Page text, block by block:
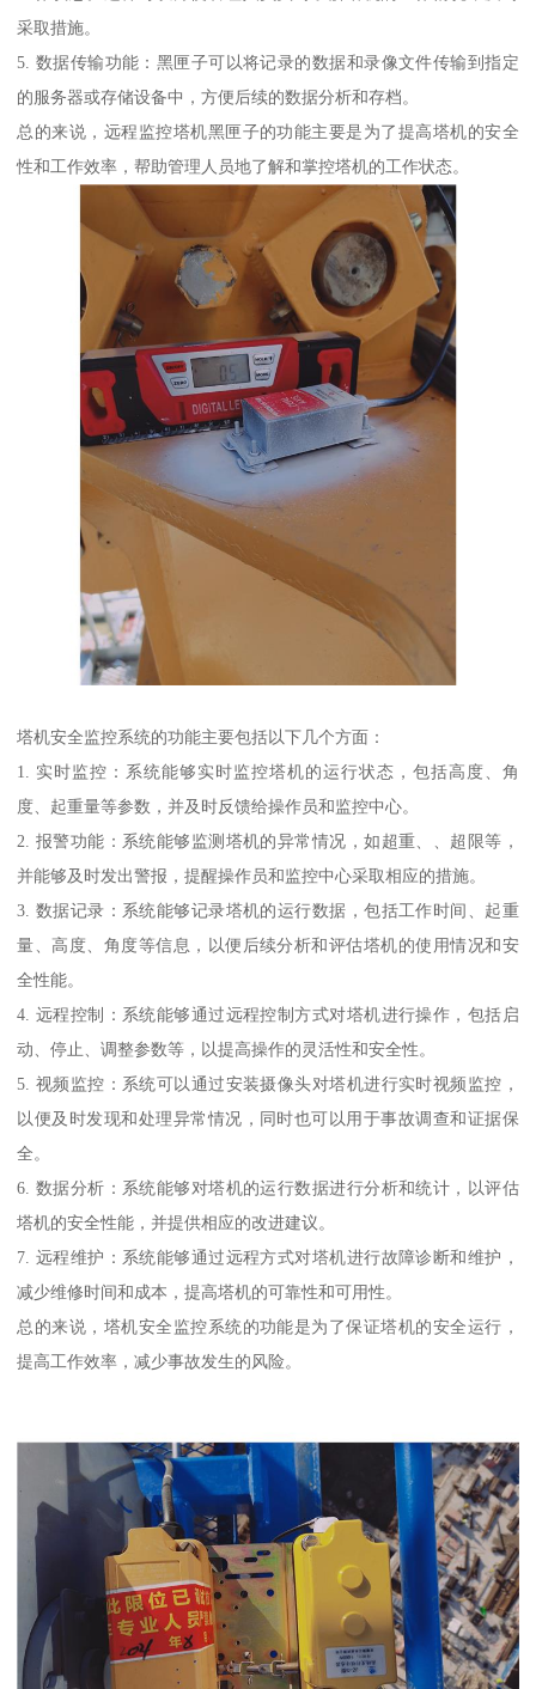
采取措施。
5. 数据传输功能：黑匣子可以将记录的数据和录像文件传输到指定
的服务器或存储设备中，方便后续的数据分析和存档。
总的来说，远程监控塔机黑匣子的功能主要是为了提高塔机的安全
性和工作效率，帮助管理人员地了解和掌控塔机的工作状态。
塔机安全监控系统的功能主要包括以下几个方面：
1. 实时监控：系统能够实时监控塔机的运行状态，包括高度、角
度、起重量等参数，并及时反馈给操作员和监控中心。
2. 报警功能：系统能够监测塔机的异常情况，如超重、、超限等，
并能够及时发出警报，提醒操作员和监控中心采取相应的措施。
3. 数据记录：系统能够记录塔机的运行数据，包括工作时间、起重
量、高度、角度等信息，以便后续分析和评估塔机的使用情况和安
全性能。
4. 远程控制：系统能够通过远程控制方式对塔机进行操作，包括启
动、停止、调整参数等，以提高操作的灵活性和安全性。
5. 视频监控：系统可以通过安装摄像头对塔机进行实时视频监控，
以便及时发现和处理异常情况，同时也可以用于事故调查和证据保
全。
6. 数据分析：系统能够对塔机的运行数据进行分析和统计，以评估
塔机的安全性能，并提供相应的改进建议。
7. 远程维护：系统能够通过远程方式对塔机进行故障诊断和维护，
减少维修时间和成本，提高塔机的可靠性和可用性。
总的来说，塔机安全监控系统的功能是为了保证塔机的安全运行，
提高工作效率，减少事故发生的风险。